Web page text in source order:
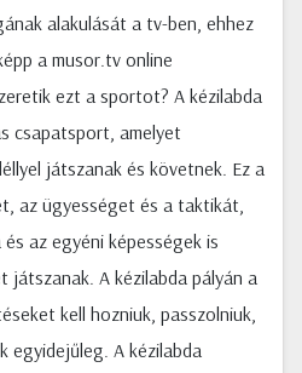
alakulását a tv-ben, ehhez
a musor.tv online
ezt a sportot? A kézilabda
csapatsport, amelyet
játszanak és követnek. Ez a
az ügyességet és a taktikát,
az egyéni képességek is
játszanak. A kézilabda pályán a
kell hozniuk, passzolniuk,
egyidejűleg. A kézilabda